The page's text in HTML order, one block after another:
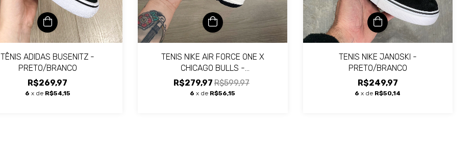
TÊNIS ADIDAS BUSENITZ -
PRETO/BRANCO
R$269,97
6 x de R$54,15
TENIS NIKE AIR FORCE ONE X
CHICAGO BULLS -
BRANCO/VERMELHO
R$279,97R$599,97
6 x de R$56,15
TENIS NIKE JANOSKI -
PRETO/BRANCO
R$249,97
6 x de R$50,14